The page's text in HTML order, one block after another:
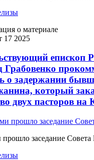
о материале
17 2025
епископ
Грабовенко
о задержании
который
двух пасторов на
заседание